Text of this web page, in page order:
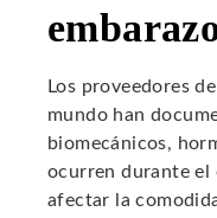
Los proveedores
mundo han
biomecánicos,
ocurren durante el
afectar la